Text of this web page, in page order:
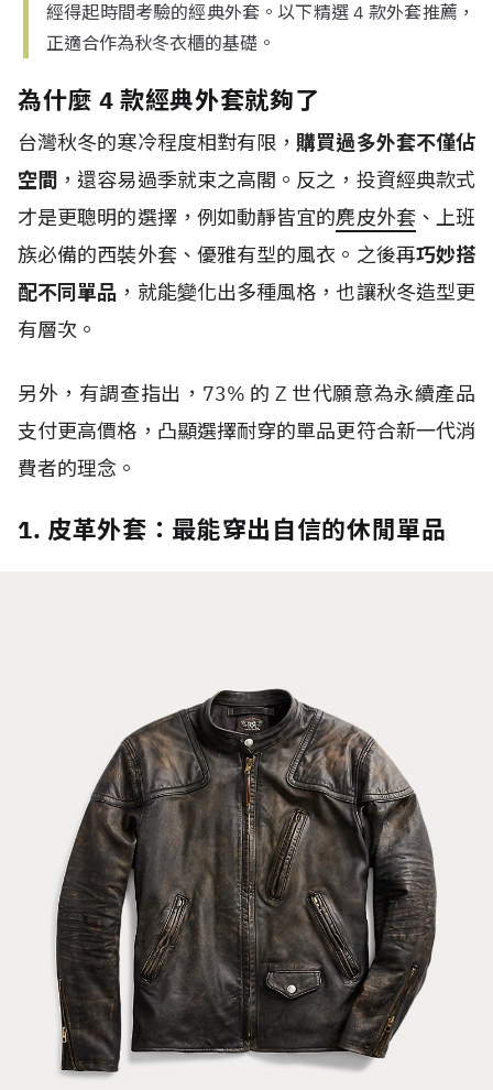
經得起時間考驗的經典外套。以下精選 4 款外套推薦，
正適合作為秋冬衣櫃的基礎。
為什麼 4 款經典外套就夠了
台灣秋冬的寒冷程度相對有限， 購買過多外套不僅佔
空間 ，還容易過季就束之高閣。反之，投資經典款式
才是更聰明的選擇，例如動靜皆宜的麂皮外套、上班
族必備的西裝外套、優雅有型的風衣。之後再巧妙搭
配不同單品 ，就能變化出多種風格，也讓秋冬造型更
有層次。
另外，有調查指出， 73% 的 Z 世代願意為永續產品
支付更高價格，凸顯選擇耐穿的單品更符合新一代消
費者的理念。
1. 皮革外套：最能穿出自信的休閒單品